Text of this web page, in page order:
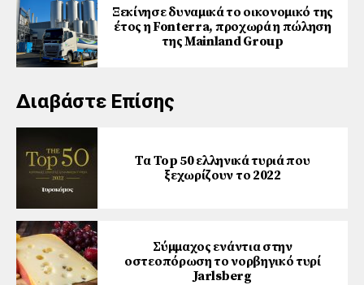
Ξεκίνησε δυναμικά το οικονομικό της
έτος η Fonterra, προχωρά η πώληση
της Mainland Group
Διαβάστε Επίσης
Τα Top 50 ελληνικά τυριά που
ξεχωρίζουν το 2022
Σύμμαχος ενάντια στην
οστεοπόρωση το νορβηγικό τυρί
Jarlsberg